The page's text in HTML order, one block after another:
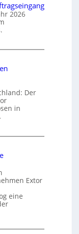
2026
Der
in
Extor
eine